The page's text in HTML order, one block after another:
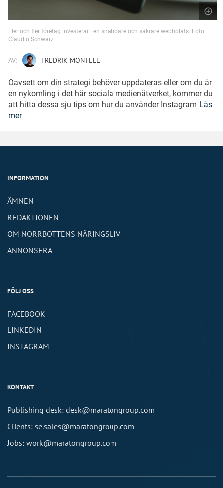
Fler och fler företag investerar i en snabbare och säkrare webbplats. Foto:
Claudio Schwarz
AV: FREDRIK MONTELL
Oavsett om din strategi behöver uppdateras eller om du är
en nykomling i det här sociala medienätverket, kommer du
att hitta dessa sju tips om hur du använder Instagram Läs
mer
INFORMATION
ÄMNEN
REDAKTIONEN
OM NORRBOTTENS NÄRINGSLIV
ANNONSERA
FÖLJ OSS
FACEBOOK
LINKEDIN
INSTAGRAM
KONTAKT
Publishing desk: desk@maratongroup.com
Clients: se.sales@maratongroup.com
Jobs: work@maratongroup.com